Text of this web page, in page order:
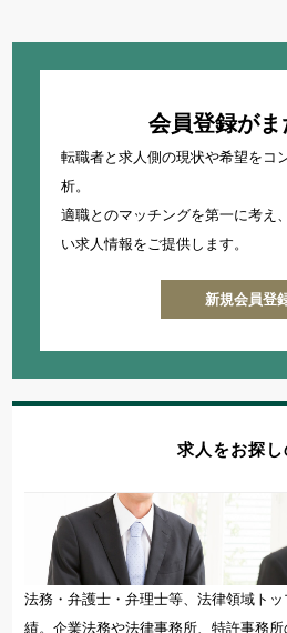
会員登録がま
転職者と求人側の現状や希望をコ
析。
適職とのマッチングを第一に考え、
い求人情報をご提供します。
新規会員登
求人をお探し
法務・弁護士・弁理士等、法律領域ト
績。企業法務や法律事務所、特許事務